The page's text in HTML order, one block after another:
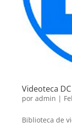
Videoteca
por admin |
Biblioteca de